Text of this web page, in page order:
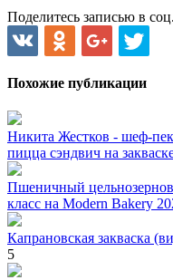
Поделитесь записью в
Похожие публикации
Никита Жестков - шеф-
пицца сэндвич на
Пшеничный
класс на Modern Bakery
Капрановская закваска
5